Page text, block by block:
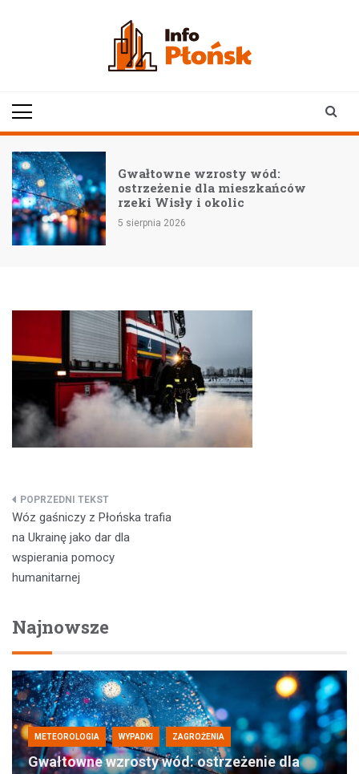
Gwałtowne wzrosty wód:
ostrzeżenie dla mieszkańców
rzeki Wisły i okolic
5 sierpnia 2026
Nawigacja
wpisu
Wóz gaśniczy z Płońska trafia
na Ukrainę jako dar dla
wspierania pomocy
humanitarnej
Najnowsze
METEOROLOGIA WYPADKI ZAGROŻENIA
Gwałtowne wzrosty wód: ostrzeżenie dla